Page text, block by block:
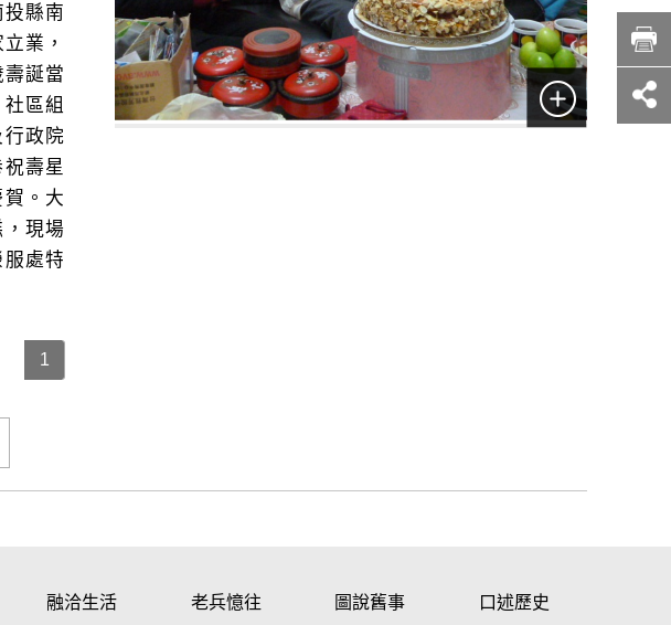
縣南
業，
誕當
區組
政院
壽星
。大
現場
處特
1
融洽生活 老兵憶往 圖說舊事 口述歷史